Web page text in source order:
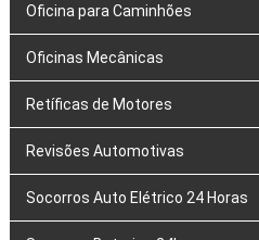
Oficina para Caminhões
Oficinas Mecânicas
Retíficas de Motores
Revisões Automotivas
Socorros Auto Elétrico 24 Horas